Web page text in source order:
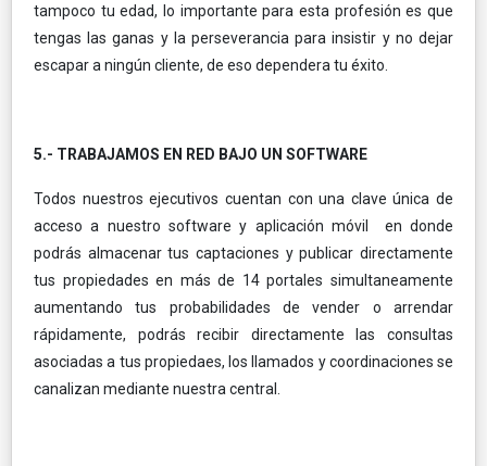
tampoco tu edad, lo importante para esta profesión es que
tengas las ganas y la perseverancia para insistir y no dejar
escapar a ningún cliente, de eso dependera tu éxito.
5.- TRABAJAMOS EN RED BAJO UN SOFTWARE
Todos nuestros ejecutivos cuentan con una clave única de
acceso a nuestro software y aplicación móvil en donde
podrás almacenar tus captaciones y publicar directamente
tus propiedades en más de 14 portales simultaneamente
aumentando tus probabilidades de vender o arrendar
rápidamente, podrás recibir directamente las consultas
asociadas a tus propiedaes, los llamados y coordinaciones se
canalizan mediante nuestra central.